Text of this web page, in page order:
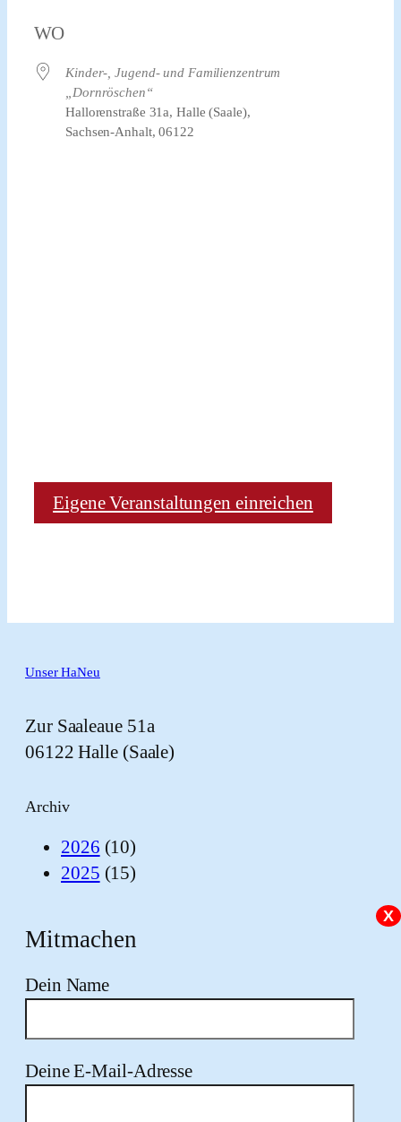
WO
Kinder-, Jugend- und Familienzentrum
„Dornröschen“
Hallorenstraße 31a, Halle (Saale),
Sachsen-Anhalt, 06122
Eigene Veranstaltungen einreichen
Unser HaNeu
Zur Saaleaue 51a
06122 Halle (Saale)
Archiv
2026 (10)
2025 (15)
X
Mitmachen
Dein Name
Deine E-Mail-Adresse